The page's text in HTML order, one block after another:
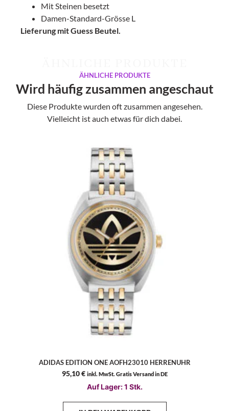
Mit Steinen besetzt
Damen-Standard-Grösse L
Lieferung mit Guess Beutel.
ÄHNLICHE PRODUKTE
Wird häufig zusammen angeschaut
Diese Produkte wurden oft zusammen angesehen.
Vielleicht ist auch etwas für dich dabei.
ADIDAS EDITION ONE AOFH23010 HERRENUHR
95,10€ inkl. MwSt. Gratis Versand in DE
Auf Lager: 1 Stk.